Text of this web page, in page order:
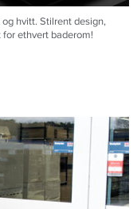
hvitt. Stilrent design,
ethvert baderom!